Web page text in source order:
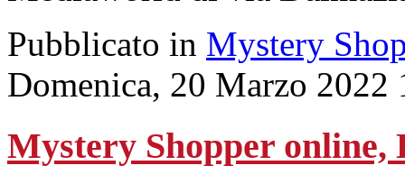
Pubblicato in Mystery
Domenica, 20 Marzo 2022
Mystery Shopper